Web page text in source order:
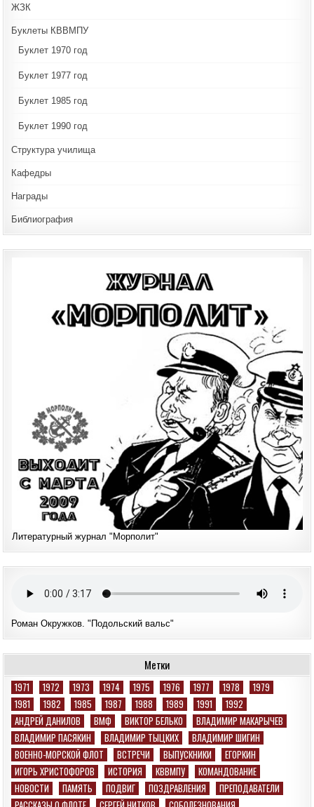
ЖЗК
Буклеты КВВМПУ
Буклет 1970 год
Буклет 1977 год
Буклет 1985 год
Буклет 1990 год
Структура училища
Кафедры
Награды
Библиография
Литературный журнал "Морполит"
Роман Окружков. "Подольский вальс"
Метки
1971 1972 1973 1974 1975 1976 1977 1978
1979
1981
1982 1985 1987 1988 1989 1991
1992
АНДРЕЙ ДАНИЛОВ
ВМФ ВИКТОР БЕЛЬКО
ВЛАДИМИР МАКАРЫЧЕВ
ВЛАДИМИР ПАСЯКИН
ВЛАДИМИР ТЫЦКИХ
ВЛАДИМИР ШИГИН
ВОЕННО-МОРСКОЙ ФЛОТ
ВСТРЕЧИ ВЫПУСКНИКИ
ЕГОРКИН
ИГОРЬ ХРИСТОФОРОВ
ИСТОРИЯ КВВМПУ
КОМАНДОВАНИЕ
НОВОСТИ
ПАМЯТЬ ПОДВИГ ПОЗДРАВЛЕНИЯ
ПРЕПОДАВАТЕЛИ